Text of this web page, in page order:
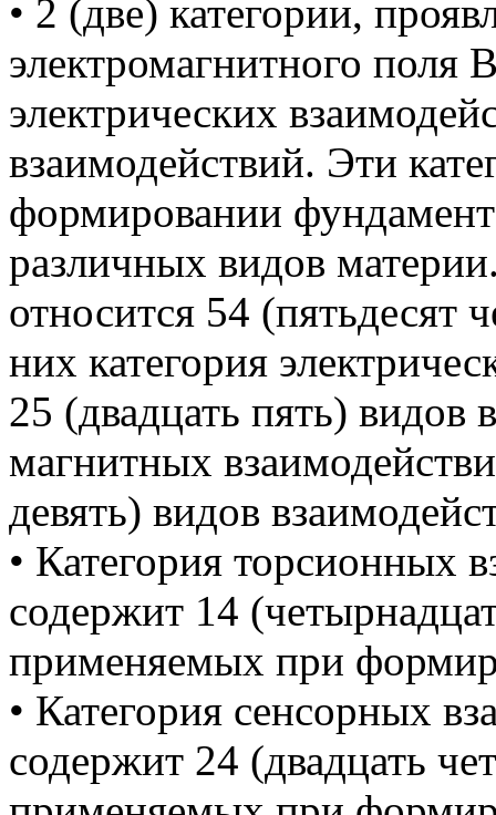
• 2 (две) категории,
электромагнитного поля
электрических
взаимодействий. Эти
формировании
различных видов
относится 54 (пятьдесят
них категория
25 (двадцать пять) видов
магнитных
девять) видов
• Категория торсионных
содержит 14
применяемых при
• Категория сенсорных
содержит 24 (двадцать